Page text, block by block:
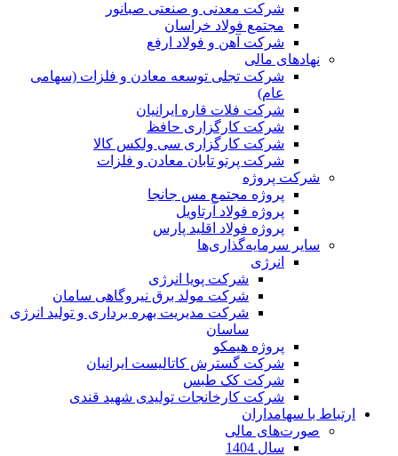
شرکت معدنی و صنعتی صبانور
مجتمع فولاد خراسان
شرکت آهن و فولاد ارفع
نهادهای مالی
شرکت تجلی توسعه معادن و فلزات (سهامی
عام)
شرکت فلات قاره ایرانیان
شرکت کارگزاری حافظ
شرکت کارگزاری سی ولکس کالا
شرکت پرتو تابان معادن و فلزات
شرکت پروژه
پروژه مجتمع مس جانجا
پروژه فولاد آرتاویل
پروژه فولاد اقلید پارس
سایر سرمایه‌گذاری‌ها
انرژی
شرکت پویا انرژی
شرکت مولد برق نیروگاهی سامان
شرکت مدیریت بهره برداری و تولید انرژی
ساسان
پروژه هیمکو
شرکت گسترش کاتالیست ایرانیان
شرکت کک طبس
شرکت کارخانجات تولیدی شهید قندی
ارتباط با سهامداران
صورت‌های مالی
سال 1404